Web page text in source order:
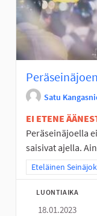
Satu
EI ETENE
Peräseinäjoella
saisivat ajella.
Rajaa tulokset
Eteläinen
LUONTIAIKA
18.01.2023